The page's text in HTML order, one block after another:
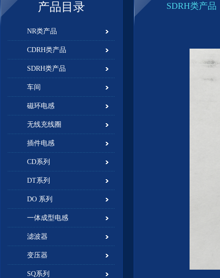
产品目录
NR类产品
CDRH类产品
SDRH类产品
车间
磁环电感
无线充线圈
插件电感
CD系列
DT系列
DO 系列
一体成型电感
滤波器
变压器
SQ系列
SDRH类产品